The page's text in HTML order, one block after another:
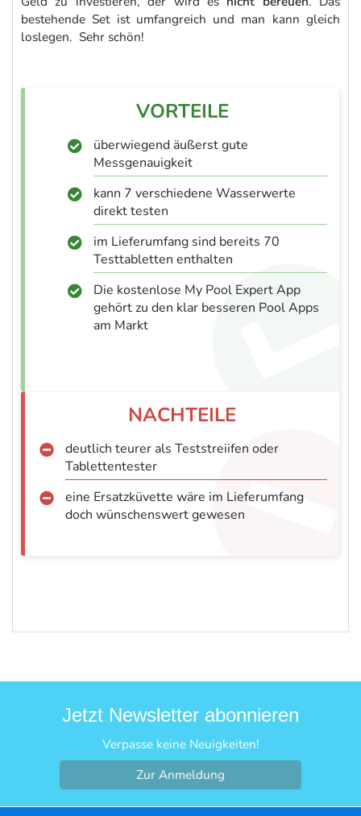
bestehende Set ist umfangreich und man kann gleich
loslegen. Sehr schön!
überwiegend äußerst gute
Messgenauigkeit
kann 7 verschiedene Wasserwerte
direkt testen
im Lieferumfang sind bereits 70
Testtabletten enthalten
Die kostenlose My Pool Expert App
gehört zu den klar besseren Pool Apps
am Markt
deutlich teurer als Teststreiifen oder
Tablettentester
eine Ersatzküvette wäre im Lieferumfang
doch wünschenswert gewesen
Jetzt Newsletter abonnieren
Verpasse keine Neuigkeiten!
Zur Anmeldung